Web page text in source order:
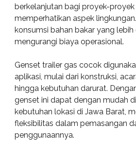
berkelanjutan bagi proyek-
memperhatikan aspek
konsumsi bahan bakar yang
mengurangi biaya operasional.
Genset trailer gas cocok
aplikasi, mulai dari konstruksi,
hingga kebutuhan darurat.
genset ini dapat dengan mudah
kebutuhan lokasi di Jawa Barat,
fleksibilitas dalam pemasangan
penggunaannya.